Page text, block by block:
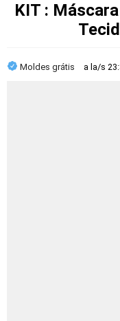
KIT :
Moldes grátis a la/s